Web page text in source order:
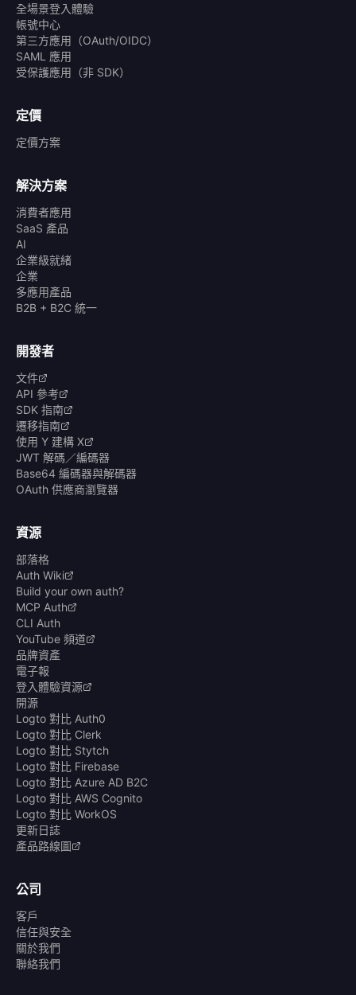
全場景登入體驗
帳號中心
第三方應用（OAuth/OIDC）
SAML 應用
受保護應用（非 SDK）
定價
定價方案
解決方案
消費者應用
SaaS 產品
AI
企業級就緒
企業
多應用產品
B2B + B2C 統一
開發者
文件
API 參考
SDK 指南
遷移指南
使用 Y 建構 X
JWT 解碼／編碼器
Base64 編碼器與解碼器
OAuth 供應商瀏覽器
資源
部落格
Auth Wiki
Build your own auth?
MCP Auth
CLI Auth
YouTube 頻道
品牌資產
電子報
登入體驗資源
開源
Logto 對比 Auth0
Logto 對比 Clerk
Logto 對比 Stytch
Logto 對比 Firebase
Logto 對比 Azure AD B2C
Logto 對比 AWS Cognito
Logto 對比 WorkOS
更新日誌
產品路線圖
公司
客戶
信任與安全
關於我們
聯絡我們